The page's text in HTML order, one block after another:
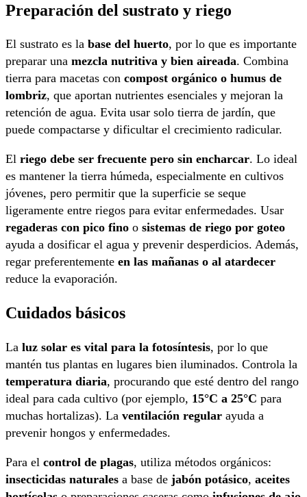
Preparación del sustrato y riego
El sustrato es la base del huerto, por lo que es importante
preparar una mezcla nutritiva y bien aireada. Combina
tierra para macetas con compost orgánico o humus de
lombriz, que aportan nutrientes esenciales y mejoran la
retención de agua. Evita usar solo tierra de jardín, que
puede compactarse y dificultar el crecimiento radicular.
El riego debe ser frecuente pero sin encharcar. Lo ideal
es mantener la tierra húmeda, especialmente en cultivos
jóvenes, pero permitir que la superficie se seque
ligeramente entre riegos para evitar enfermedades. Usar
regaderas con pico fino o sistemas de riego por goteo
ayuda a dosificar el agua y prevenir desperdicios. Además,
regar preferentemente en las mañanas o al atardecer
reduce la evaporación.
Cuidados básicos
La luz solar es vital para la fotosíntesis, por lo que
mantén tus plantas en lugares bien iluminados. Controla la
temperatura diaria, procurando que esté dentro del rango
ideal para cada cultivo (por ejemplo, 15°C a 25°C para
muchas hortalizas). La ventilación regular ayuda a
prevenir hongos y enfermedades.
Para el control de plagas, utiliza métodos orgánicos:
insecticidas naturales a base de jabón potásico, aceites